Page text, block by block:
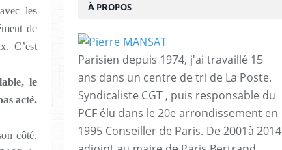
les
de
C’est
le
acté.
côté,
À PROPOS
Parisien depuis 1974, j'ai travaillé 15
ans dans un centre de tri de La Poste.
Syndicaliste CGT , puis responsable du
PCF élu dans le 20e arrondissement en
1995 Conseiller de Paris. De 2001à 2014